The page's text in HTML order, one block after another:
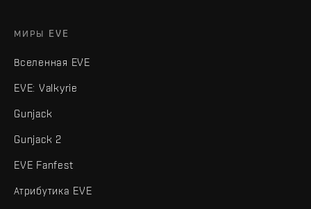
МИРЫ EVE
Вселенная EVE
EVE: Valkyrie
Gunjack
Gunjack 2
EVE Fanfest
Атрибутика EVE